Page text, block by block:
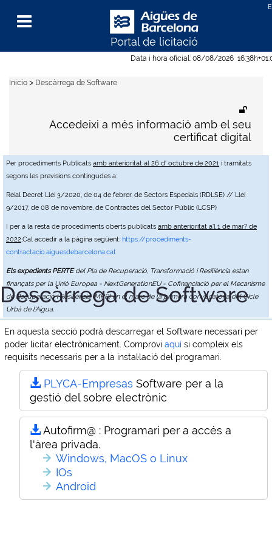
Data i hora oficial: 08/08/2026 16:38h
Per procediments Publicats amb anterioritat al 26 d' octubre de 2021 i tramitats
segons les previsions contingudes a:
Reial Decret Llei 3/2020, de 04 de febrer, de Sectors Especials (RDLSE) // Llei
9/2017, de 08 de novembre, de Contractes del Sector Públic (LCSP)
I per a la resta de procediments oberts publicats amb anterioritat a'l 1 de mar? de
2022,Cal accedir a la pàgina següent: https://procediments-
contractacio.aiguesdebarcelona.cat
Els expedients PERTEdel Pla de Recuperació, Transformació i Resiliència estan
finançats per la Unió Europea - NextGenerationEU - Cofinanciació per el Mecanisme
de Recuperació i Resiliència (MRR) en el marc de la primera convocatòria del Cicle
Urbà de l'Aigua.
Portal de licitació
Menu
Accedeixi a més informació amb el seu
certificat digital
Inicio > Descàrrega de Software
Descàrrega de Software
En aquesta secció podrà descarregar el Software necessari per
poder licitar electrònicament. Comprovi aquí si compleix els
requisits necessaris per a la instal·lació del programari.
PLYCA-Empresas Software per a la
gestió del sobre electrònic
Autofirm@ : Programari per a accés a
l'àrea privada.
Windows, MacOS o Linux
IOs
Android